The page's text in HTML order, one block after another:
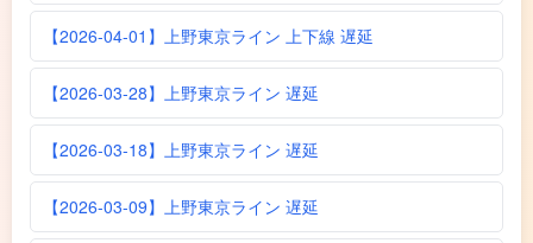
【2026-04-01】上野東京ライン 上下線 遅延
【2026-03-28】上野東京ライン 遅延
【2026-03-18】上野東京ライン 遅延
【2026-03-09】上野東京ライン 遅延